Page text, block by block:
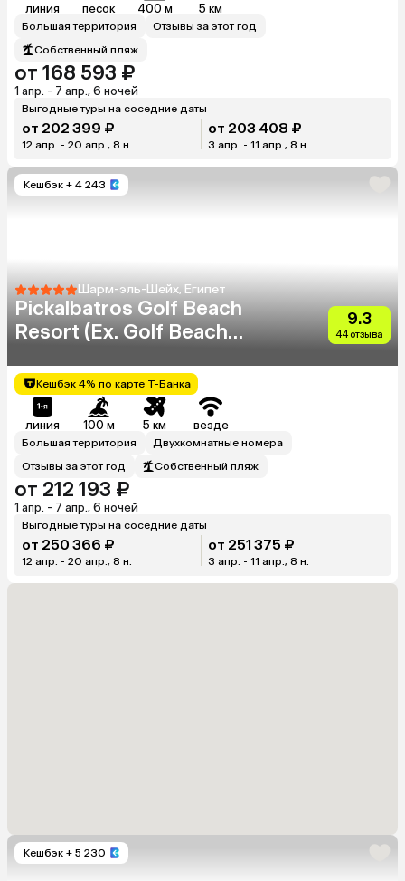
линия песок 400 м 5 км
Большая территория
Отзывы за этот год
Собственный пляж
от 168 593 ₽
1 апр. - 7 апр., 6 ночей
Выгодные туры на соседние даты
от 202 399 ₽
12 апр. - 20 апр., 8 н.
от 203 408 ₽
3 апр. - 11 апр., 8 н.
Кешбэк + 4 243
Шарм-эль-Шейх, Египет
Pickalbatros Golf Beach
Resort (Ex. Golf Beach
9.3
44 отзыва
Кешбэк 4% по карте Т-Банка
линия 100 м 5 км везде
Большая территория
Двухкомнатные номера
Отзывы за этот год
Собственный пляж
от 212 193 ₽
1 апр. - 7 апр., 6 ночей
Выгодные туры на соседние даты
от 250 366 ₽
12 апр. - 20 апр., 8 н.
от 251 375 ₽
3 апр. - 11 апр., 8 н.
Кешбэк + 5 230